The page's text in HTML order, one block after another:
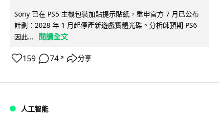
Sony 已在 PS5 主機包裝加貼提示貼紙，重申官方 7 月已公布
計劃：2028 年 1 月起停產新遊戲實體光碟。分析師預期 PS6
因此...
閱讀全文
159 74 ↗ 分享
人工智能